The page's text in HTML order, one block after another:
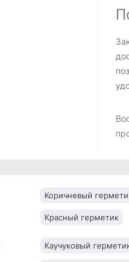
Коричневый
Красный герметик
Каучуковый